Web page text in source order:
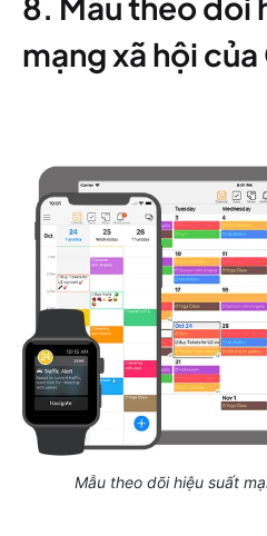
mạng xã hội
Mẫu theo dõi hiệu suất